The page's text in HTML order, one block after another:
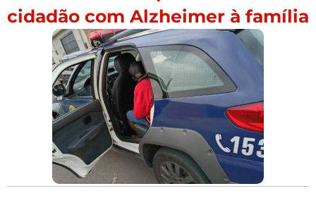
cidadão com Alzheimer à família